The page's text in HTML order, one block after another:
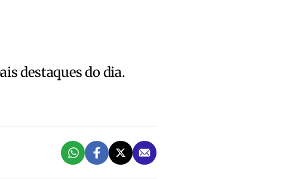
destaques do dia.